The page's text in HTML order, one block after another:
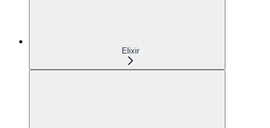
Elixir